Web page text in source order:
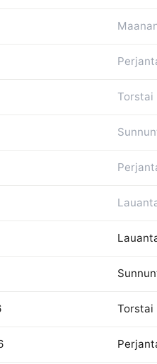
Torstai
Torstai